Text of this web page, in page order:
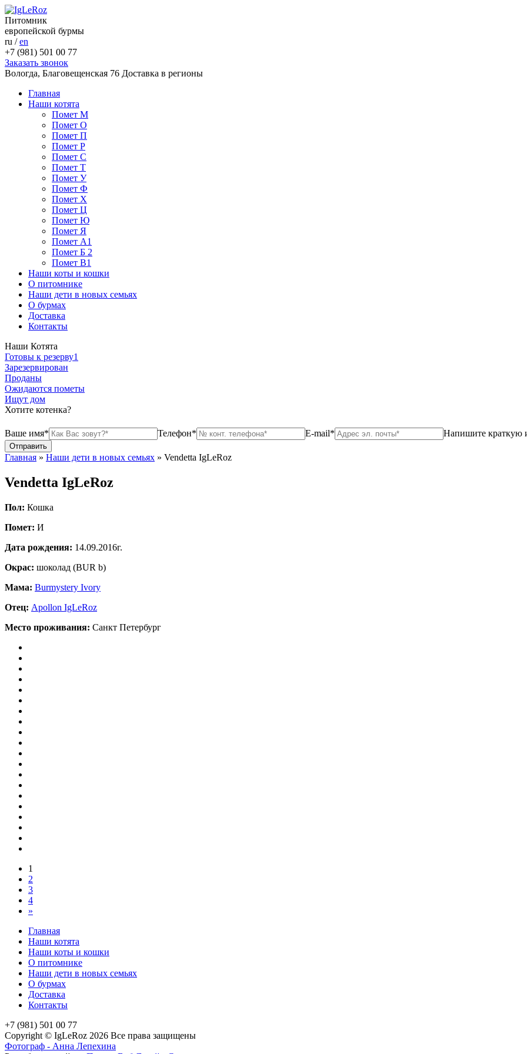
Питомник
европейской бурмы
ru /en
+7 (981) 501 00 77
Заказать звонок
Вологда, Благовещенская 76 Доставка в регионы
Главная
Наши котята
Помет М
Помет О
Помет П
Помет Р
Помет С
Помет Т
Помет У
Помет Ф
Помет Х
Помет Ц
Помет Ю
Помет Я
Помет A1
Помет Б 2
Помет В1
Наши коты и кошки
О питомнике
Наши дети в новых семьях
О бурмах
Доставка
Контакты
Наши Котята
Готовы к резерву1
Зарезервирован
Проданы
Ожидаются пометы
Ищут дом
Хотите котенка?
Ваше имя* Телефон* E-mail* Напишите краткую
Главная » Наши дети в новых семьях » Vendetta IgLeRoz
Vendetta IgLeRoz
Пол: Кошка
Помет: И
Дата рождения: 14.09.2016г.
Окрас: шоколад (BUR b)
Мама: Burmystery Ivory
Отец: Apollon IgLeRoz
Место проживания: Санкт Петербург
1
2
3
4
»
Главная
Наши котята
Наши коты и кошки
О питомнике
Наши дети в новых семьях
О бурмах
Доставка
Контакты
+7 (981) 501 00 77
Copyright © IgLeRoz 2026 Все права защищены
Фотограф - Анна Лепехина